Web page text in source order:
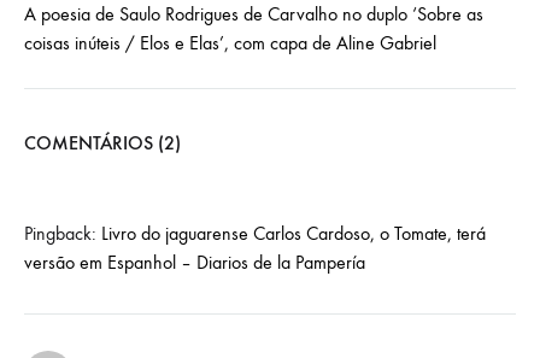
A poesia de Saulo Rodrigues de Carvalho no duplo ‘Sobre as
coisas inúteis / Elos e Elas’, com capa de Aline Gabriel
COMENTÁRIOS (2)
Pingback: Livro do jaguarense Carlos Cardoso, o Tomate, terá
versão em Espanhol – Diarios de la Pampería